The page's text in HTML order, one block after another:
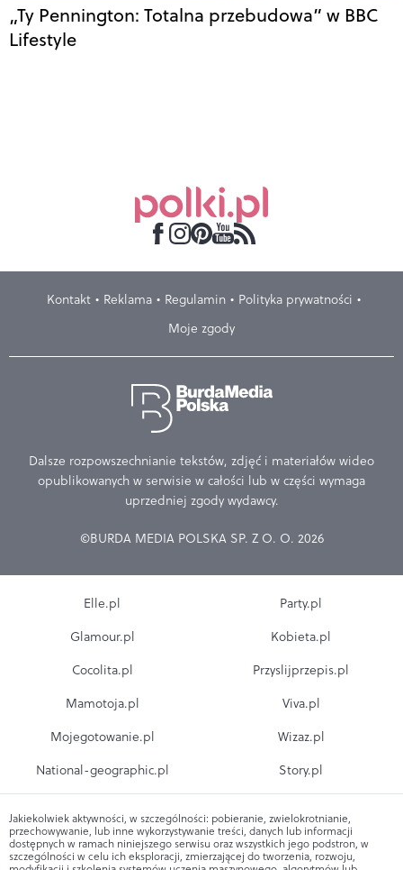
„Ty Pennington: Totalna przebudowa” w BBC
Lifestyle
Kontakt Reklama Regulamin
Polityka prywatności
Moje zgody
Dalsze rozpowszechnianie tekstów, zdjęć i materiałów wideo
opublikowanych w serwisie w całości lub w części wymaga
uprzedniej zgody wydawcy.
©BURDA MEDIA POLSKA SP. Z O. O. 2026
Elle.pl
Glamour.pl
Cocolita.pl
Mamotoja.pl
Mojegotowanie.pl
National-geographic.pl
Party.pl
Kobieta.pl
Przyslijprzepis.pl
Viva.pl
Wizaz.pl
Story.pl
Jakiekolwiek aktywności, w szczególności: pobieranie, zwielokrotnianie,
przechowywanie, lub inne wykorzystywanie treści, danych lub informacji
dostępnych w ramach niniejszego serwisu oraz wszystkich jego podstron, w
szczególności w celu ich eksploracji, zmierzającej do tworzenia, rozwoju,